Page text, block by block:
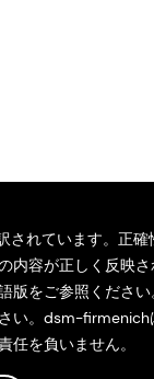
されています。正
内容が正しく反映
版をご参照ください
い。dsm-firmenich
任を負いません。